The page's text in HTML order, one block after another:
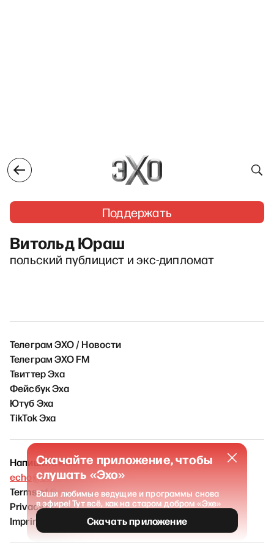
Поддержать
Витольд Юраш
польский публицист и экс-дипломат
Скачайте приложение, чтобы
слушать «Эхо»
Ваши любимые ведущие и программы снова
в эфире! Тут всё, как на старом добром «Эхе»
Скачать приложение
Телеграм ЭХО / Новости
Телеграм ЭХО FM
Твиттер Эха
Фейсбук Эха
Ютуб Эха
TikTok Эха
Напишите нам
echo@echofm.online
Terms of Service
Privacy policy
Imprint